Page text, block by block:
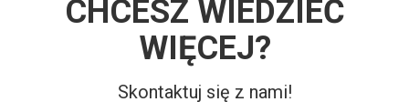
CHCESZ WIEDZIEĆ
WIĘCEJ?
Skontaktuj się z nami!